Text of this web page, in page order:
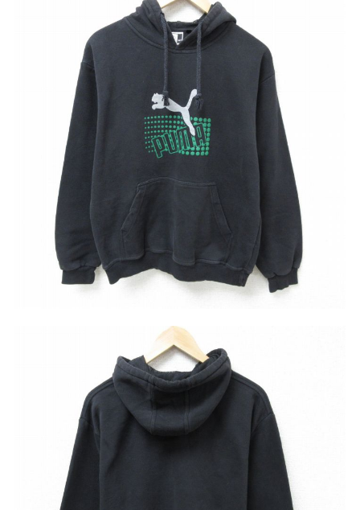
ディッキーズ
アディダス ナイキ
リーバイス ラッセル・アスレ
チック
サ行
タ行
ナ行
ラ行
Search by Item アイテムから探す
ジャケット スウェット セーター
レディース
雑貨/小物
Search by Particular